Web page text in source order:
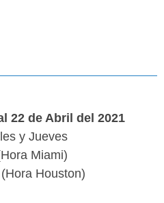
22 de Abril del 2021
y Jueves
Miami)
Houston)